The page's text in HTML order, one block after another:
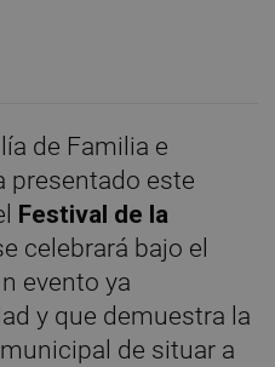
de Familia e
presentado este
Festival de la
celebrará bajo el
evento ya
y que demuestra la
de situar a